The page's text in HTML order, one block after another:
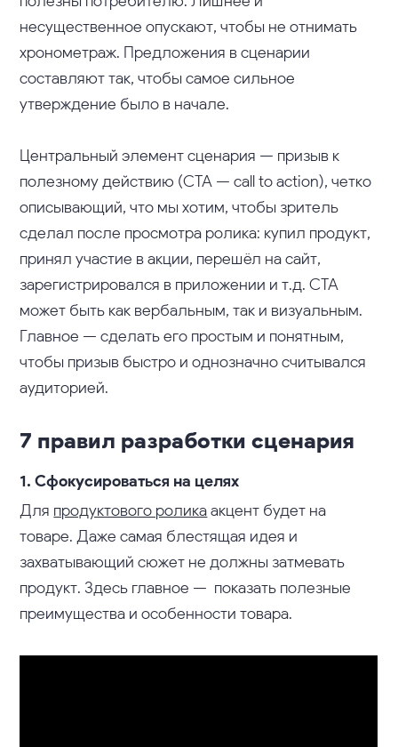
несущественное опускают, чтобы не отнимать
хронометраж. Предложения в сценарии
составляют так, чтобы самое сильное
утверждение было в начале.
Центральный элемент сценария — призыв к
полезному действию (CTA — call to action), четко
описывающий, что мы хотим, чтобы зритель
сделал после просмотра ролика: купил продукт,
принял участие в акции, перешёл на сайт,
зарегистрировался в приложении и т.д. CTA
может быть как вербальным, так и визуальным.
Главное — сделать его простым и понятным,
чтобы призыв быстро и однозначно считывался
аудиторией.
7 правил разработки сценария
1. Сфокусироваться на целях
Для продуктового роликаакцент будет на
товаре. Даже самая блестящая идея и
захватывающий сюжет не должны затмевать
продукт. Здесь главное — показать полезные
преимущества и особенности товара.